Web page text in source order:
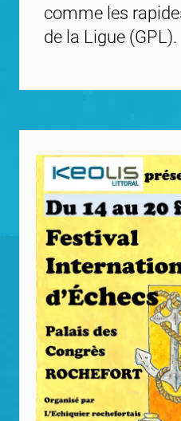
comme les
de la Ligue (GPL).